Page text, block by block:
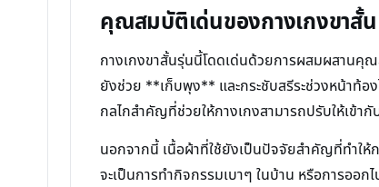
คุณสมบัติเด่นของกางเกงขาสั้
กางเกงขาสั้นรุ่นนี้โดดเด่นด้วยการผสมผสานคุ
ยังช่วย **เก็บพุง** และกระชับสรีระช่วงหน้าท้อ
กลไกสำคัญที่ช่วยให้กางเกงสามารถปรับให้เข้
นอกจากนี้ เนื้อผ้าที่ใช้ยังเป็นปัจจัยสำคัญที่ทำใ
จะเป็นการทำกิจกรรมเบาๆ ในบ้าน หรือการออ